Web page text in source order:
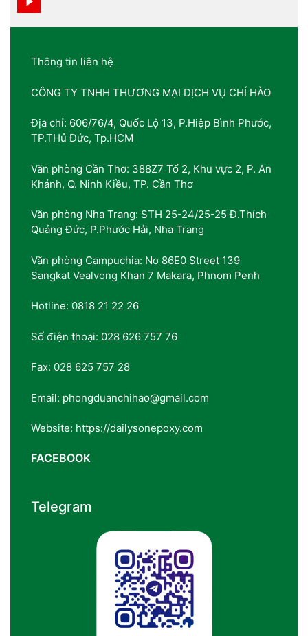
Thông tin liên hệ
CÔNG TY TNHH THƯƠNG MẠI DỊCH VỤ CHÍ HÀO
Địa chỉ: 606/76/4, Quốc Lộ 13, P.Hiệp Bình Phước,
TP.THủ Đức, Tp.HCM
Văn phòng Cần Thơ: 388Z7 Tổ 2, Khu vực 2, P. An
Khánh, Q. Ninh Kiều, TP. Cần Thơ
Văn phòng Nha Trang: STH 25-24/25-25 Đ.Thích
Quảng Đức, P.Phước Hải, Nha Trang
Văn phòng Campuchia: No 86E0 Street 139
Sangkat Vealvong Khan 7 Makara, Phnom Penh
Hotline: 0818 21 22 26
Số điện thoại: 028 626 757 76
Fax: 028 625 757 28
Email: phongduanchihao@gmail.com
Website: https://dailysonepoxy.com
FACEBOOK
Telegram